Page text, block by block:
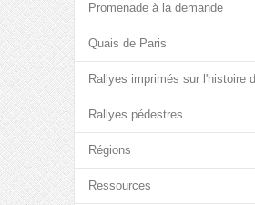
Promenade à la demande
Quais de Paris
Rallyes imprimés sur l'histoire
Rallyes pédestres
Régions
Ressources